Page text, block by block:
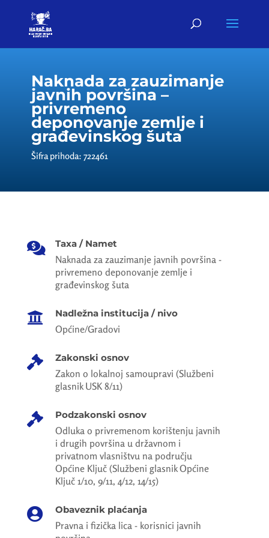
Naknada za zauzimanje
javnih površina –
privremeno
deponovanje zemlje i
građevinskog šuta
Šifra prihoda: 722461
 Taxa / Namet
Naknada za zauzimanje javnih površina -
privremeno deponovanje zemlje i
građevinskog šuta
 Nadležna institucija / nivo
Općine/Gradovi
 Zakonski osnov
Zakon o lokalnoj samoupravi (Službeni
glasnik USK 8/11)
 Podzakonski osnov
Odluka o privremenom korištenju javnih
i drugih površina u državnom i
privatnom vlasništvu na području
Općine Ključ (Službeni glasnik Općine
Ključ 1/10, 9/11, 4/12, 14/15)
 Obaveznik plaćanja
Pravna i fizička lica - korisnici javnih